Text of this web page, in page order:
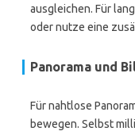
ausgleichen. Für
oder nutze eine
Panorama und
Für nahtlose
bewegen. Selbst